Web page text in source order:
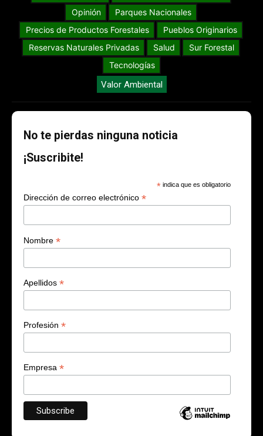
Opinión
Parques Nacionales
Precios de Productos Forestales
Pueblos Originarios
Reservas Naturales Privadas
Salud
Sur Forestal
Tecnologías
Valor Ambiental
No te pierdas ninguna noticia
¡Suscribite!
* indica que es obligatorio
Dirección de correo electrónico *
Nombre *
Apellidos *
Profesión *
Empresa *